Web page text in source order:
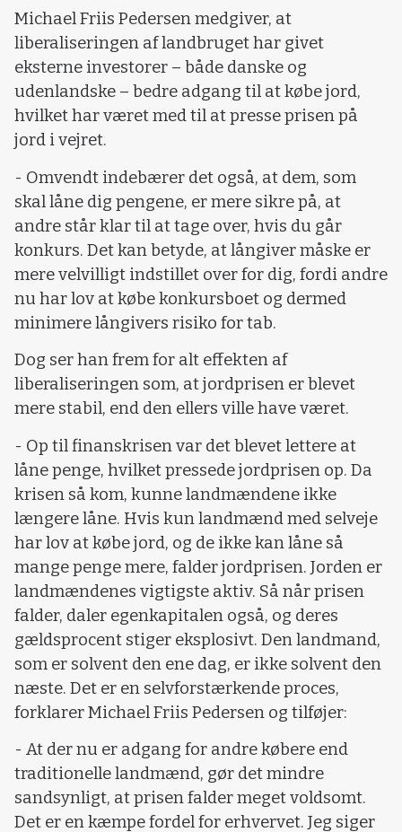
Michael Friis Pedersen medgiver, at
liberaliseringen af landbruget har givet
eksterne investorer – både danske og
udenlandske – bedre adgang til at købe jord,
hvilket har været med til at presse prisen på
jord i vejret.
- Omvendt indebærer det også, at dem, som
skal låne dig pengene, er mere sikre på, at
andre står klar til at tage over, hvis du går
konkurs. Det kan betyde, at långiver måske er
mere velvilligt indstillet over for dig, fordi andre
nu har lov at købe konkursboet og dermed
minimere långivers risiko for tab.
Dog ser han frem for alt effekten af
liberaliseringen som, at jordprisen er blevet
mere stabil, end den ellers ville have været.
- Op til finanskrisen var det blevet lettere at
låne penge, hvilket pressede jordprisen op. Da
krisen så kom, kunne landmændene ikke
længere låne. Hvis kun landmænd med selveje
har lov at købe jord, og de ikke kan låne så
mange penge mere, falder jordprisen. Jorden er
landmændenes vigtigste aktiv. Så når prisen
falder, daler egenkapitalen også, og deres
gældsprocent stiger eksplosivt. Den landmand,
som er solvent den ene dag, er ikke solvent den
næste. Det er en selvforstærkende proces,
forklarer Michael Friis Pedersen og tilføjer:
- At der nu er adgang for andre købere end
traditionelle landmænd, gør det mindre
sandsynligt, at prisen falder meget voldsomt.
Det er en kæmpe fordel for erhvervet. Jeg siger